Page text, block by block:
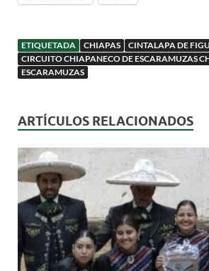
ETIQUETADA CHIAPAS
CINTALAPA DE
CIRCUITO CHIAPANECO DE ESCARAMUZAS
ESCARAMUZAS
ARTÍCULOS RELACIONADOS